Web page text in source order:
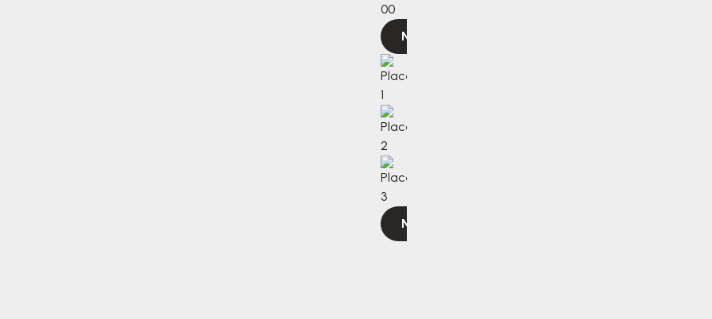
00
Navigovat
Navigovat